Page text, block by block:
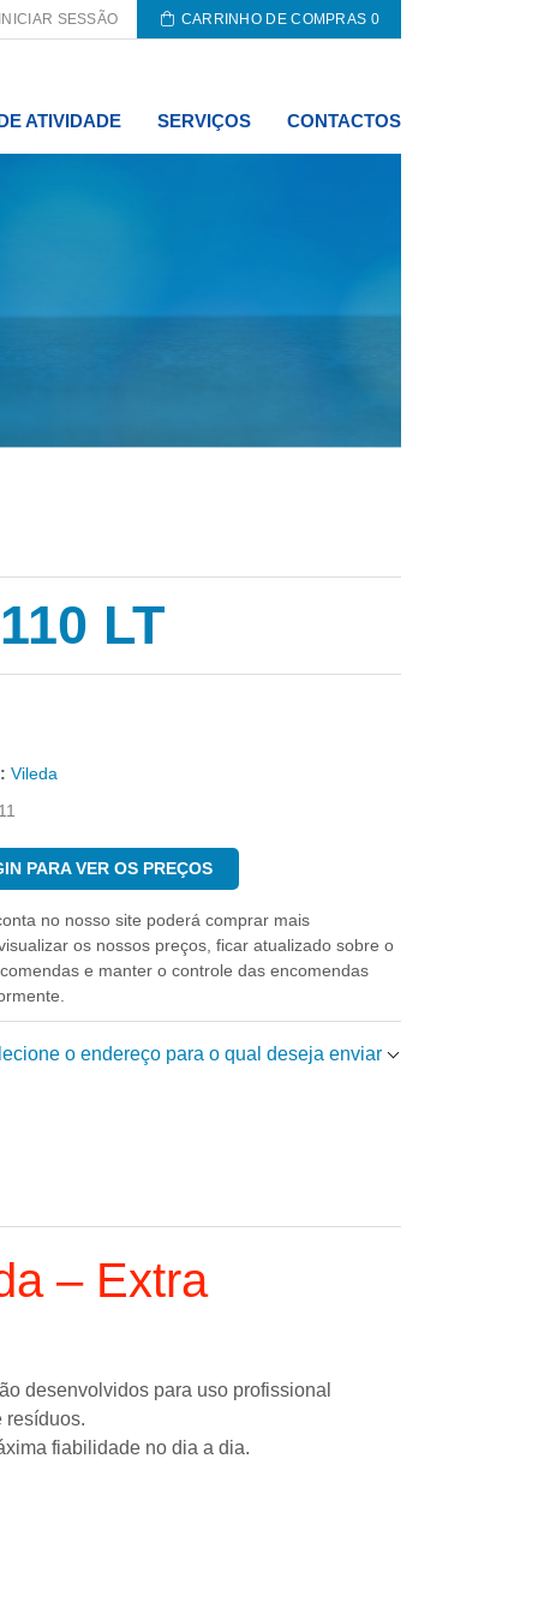
SESSÃO CARRINHO DE COMPRAS 0
ATIVIDADE SERVIÇOS CONTACTOS
LT
Vileda
PARA VER OS PREÇOS
no nosso site poderá comprar mais
os nossos preços, ficar atualizado sobre o
e manter o controle das encomendas
o endereço para o qual deseja enviar
– Extra
desenvolvidos para uso profissional
resíduos.
fiabilidade no dia a dia.